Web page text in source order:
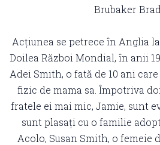
Brubaker
Acțiunea se petrece în Anglia
Doilea Război Mondial, în anii
Adei Smith, o fată de 10 ani
fizic de mama sa. Împotriva
fratele ei mai mic, Jamie, sunt
sunt plasați cu o familie
Acolo, Susan Smith, o femeie